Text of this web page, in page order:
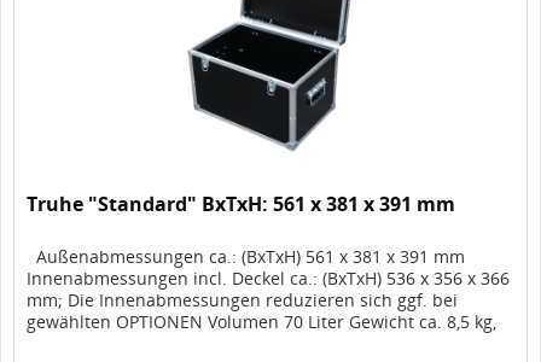
Truhe "Standard" BxTxH: 561 x 381 x 391 mm
Außenabmessungen ca.: (BxTxH) 561 x 381 x 391 mm
Innenabmessungen incl. Deckel ca.: (BxTxH) 536 x 356 x 366
mm; Die Innenabmessungen reduzieren sich ggf. bei
gewählten OPTIONEN Volumen 70 Liter Gewicht ca. 8,5 kg,